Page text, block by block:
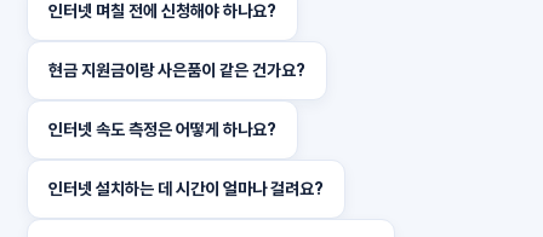
인터넷 며칠 전에 신청해야 하나요?
현금 지원금이랑 사은품이 같은 건가요?
인터넷 속도 측정은 어떻게 하나요?
인터넷 설치하는 데 시간이 얼마나 걸려요?